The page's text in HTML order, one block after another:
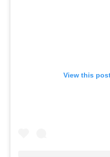
View this